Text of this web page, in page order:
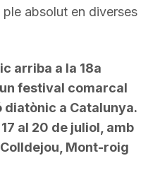
absolut en diverses
arriba a la 18a
festival comarcal
diatònic a Catalunya.
al 20 de juliol, amb
Mont-roig